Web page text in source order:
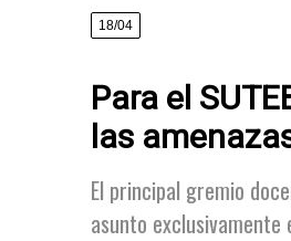
Fuera de Foco
Programación
Contacto
18/04
Para el
las
El principal gremio
asunto exclusivamente